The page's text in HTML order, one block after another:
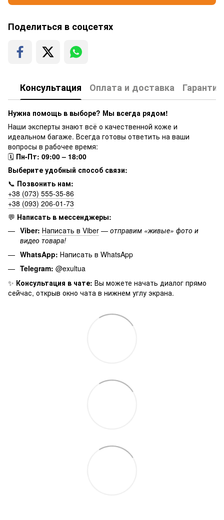
Поделиться в соцсетях
Консультация Оплата и доставка Гарантия
Нужна помощь в выборе? Мы всегда рядом!
Наши эксперты знают всё о качественной коже и
идеальном багаже. Всегда готовы ответить на ваши
вопросы в рабочее время:
🗓 Пн-Пт: 09:00 – 18:00
Выберите удобный способ связи:
📞 Позвонить нам:
+38 (073) 555-35-86
+38 (093) 206-01-73
💬 Написать в мессенджеры:
Viber: Написать в Viber — отправим «живые» фото и
видео товара!
WhatsApp: Написать в WhatsApp
Telegram: @exultua
✨ Консультация в чате: Вы можете начать диалог прямо
сейчас, открыв окно чата в нижнем углу экрана.